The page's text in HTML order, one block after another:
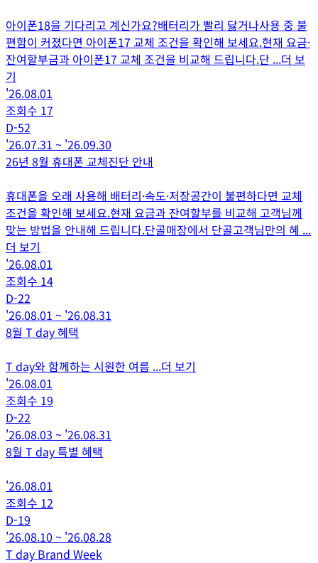
아이폰18을 기다리고 계신가요?배터리가 빨리 닳거나사용 중 불
편함이 커졌다면 아이폰17 교체 조건을 확인해 보세요.현재 요금·
잔여할부금과 아이폰17 교체 조건을 비교해 드립니다.단 ...더 보
기
'26.08.01
조회수 17
D-52
'26.07.31 ~ '26.09.30
26년 8월 휴대폰 교체진단 안내
휴대폰을 오래 사용해 배터리·속도·저장공간이 불편하다면 교체
조건을 확인해 보세요.현재 요금과 잔여할부를 비교해 고객님께
맞는 방법을 안내해 드립니다.단골매장에서 단골고객님만의 혜 ...
더 보기
'26.08.01
조회수 14
D-22
'26.08.01 ~ '26.08.31
8월 T day 혜택
T day와 함께하는 시원한 여름 ...더 보기
'26.08.01
조회수 19
D-22
'26.08.03 ~ '26.08.31
8월 T day 특별 혜택
'26.08.01
조회수 12
D-19
'26.08.10 ~ '26.08.28
T day Brand Week